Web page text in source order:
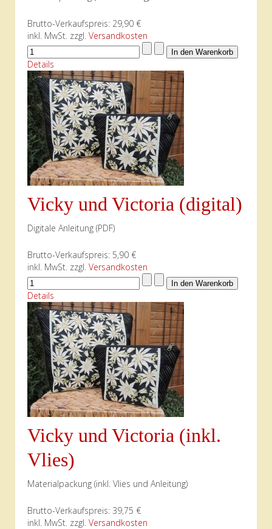
Brutto-Verkaufspreis: 29,90 €
inkl. MwSt. zzgl. Versandkosten
Details
Vicky und Victoria (digital)
Digitale Anleitung (PDF)
Brutto-Verkaufspreis: 5,90 €
inkl. MwSt. zzgl. Versandkosten
Details
Vicky und Victoria (inkl.
Vlies)
Materialpackung (inkl. Vlies und Anleitung)
Brutto-Verkaufspreis: 39,75 €
inkl. MwSt. zzgl. Versandkosten